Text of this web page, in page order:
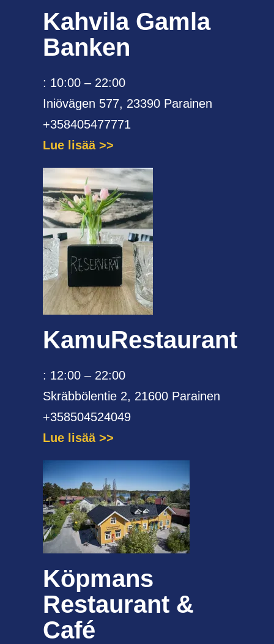
Kahvila Gamla
Banken
: 10:00 – 22:00
Iniövägen 577, 23390 Parainen
+358405477771
Lue lisää
KamuRestaurant
: 12:00 – 22:00
Skräbbölentie 2, 21600 Parainen
+358504524049
Lue lisää
Köpmans
Restaurant &
Café